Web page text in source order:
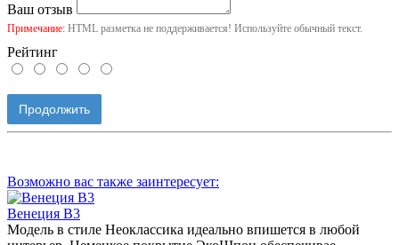
Ваш отзыв
Примечание: HTML разметка не поддерживается! Используйте обычный текст.
Рейтинг
Продолжить
Возможно вас также заинтересует:
Венеция В3
Модель в стиле Неоклассика идеально впишется в любой